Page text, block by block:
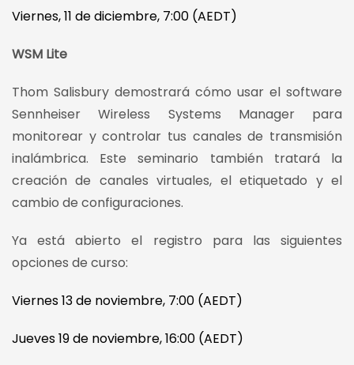
Viernes, 11 de diciembre, 7:00 (AEDT)
WSM Lite
Thom Salisbury demostrará cómo usar el software
Sennheiser Wireless Systems Manager para
monitorear y controlar tus canales de transmisión
inalámbrica. Este seminario también tratará la
creación de canales virtuales, el etiquetado y el
cambio de configuraciones.
Ya está abierto el registro para las siguientes
opciones de curso:
Viernes 13 de noviembre, 7:00 (AEDT)
Jueves 19 de noviembre, 16:00 (AEDT)